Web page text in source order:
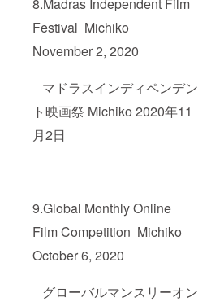
Festival Michiko
November 2, 2020
マドラスインディペンデン
ト映画祭 Michiko 2020年11
月2日
9.Global Monthly Online
Film Competition Michiko
October 6, 2020
グローバルマンスリーオン